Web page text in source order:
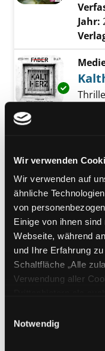
Wir verwenden
Wir verwenden auf
ähnliche
von
Einige von ihnen
Webseite, während
und Ihre Erfahrung
Schaltfläche „Alle
Verwendung aller
Cookies von
unsicheren
Notwendig
Jahr:
Das
Jahr:
Die